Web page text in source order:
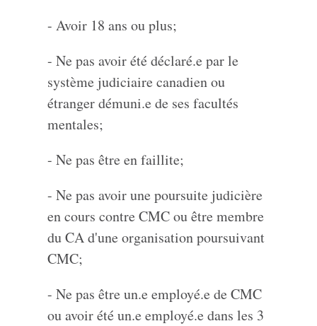
- Avoir 18 ans ou plus;
- Ne pas avoir été déclaré.e par le
système judiciaire canadien ou
étranger démuni.e de ses facultés
mentales;
- Ne pas être en faillite;
- Ne pas avoir une poursuite judicière
en cours contre CMC ou être membre
du CA d'une organisation poursuivant
CMC;
- Ne pas être un.e employé.e de CMC
ou avoir été un.e employé.e dans les 3